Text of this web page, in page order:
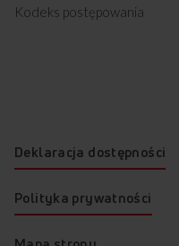
Kodeks postępowania
Deklaracja dostępności
Polityka prywatności